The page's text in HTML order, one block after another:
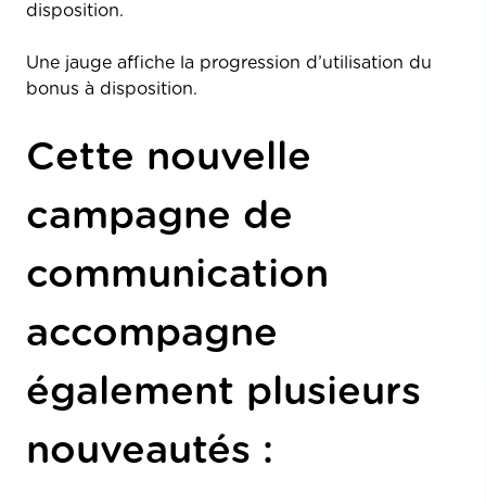
disposition.
Une jauge affiche la progression d’utilisation du
bonus à disposition.
Cette nouvelle
campagne de
communication
accompagne
également plusieurs
nouveautés :